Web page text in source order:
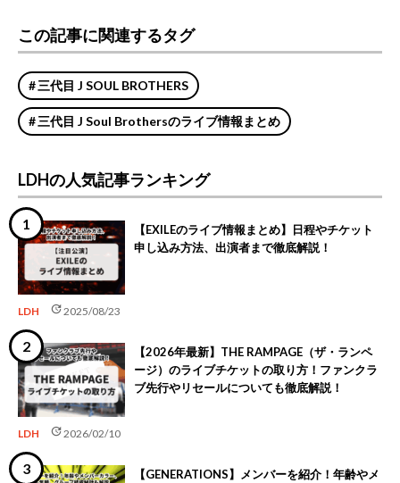
この記事に関連するタグ
三代目 J SOUL BROTHERS
三代目 J Soul Brothersのライブ情報まとめ
LDHの人気記事ランキング
【EXILEのライブ情報まとめ】日程やチケット
申し込み方法、出演者まで徹底解説！
LDH update2025/08/23
【2026年最新】THE RAMPAGE（ザ・ランペ
ージ）のライブチケットの取り方！ファンクラ
ブ先行やリセールについても徹底解説！
LDH update2026/02/10
【GENERATIONS】メンバーを紹介！年齢やメ